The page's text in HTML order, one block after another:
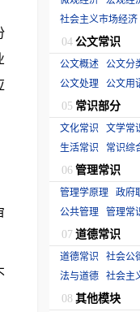
社会主义市场经济
04 公文常识
公文概述 公文分
公文处理 公文用
05 常识部分
文化常识 文学常
生活常识
常识综
06 管理常识
管理学原理 政府
公共管理 管理常
07 道德常识
道德常识 社会公
法与道德 社会主
08 其他模块